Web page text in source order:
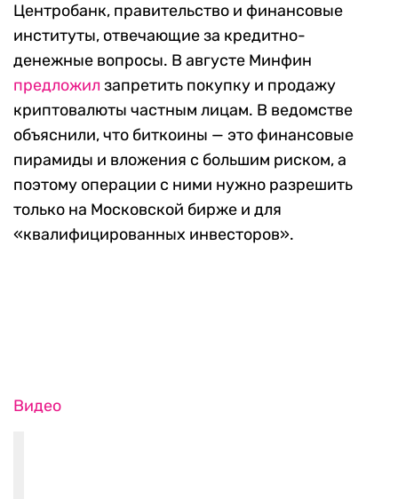
Центробанк, правительство и финансовые
институты, отвечающие за кредитно-
денежные вопросы. В августе Минфин
предложил запретить покупку и продажу
криптовалюты частным лицам. В ведомстве
объяснили, что биткоины — это финансовые
пирамиды и вложения с большим риском, а
поэтому операции с ними нужно разрешить
только на Московской бирже и для
«квалифицированных инвесторов».
Видео